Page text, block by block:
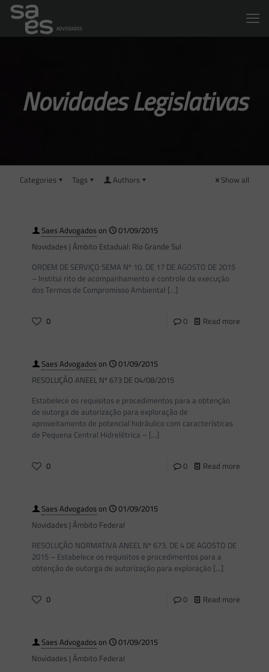
Novidades Legislativas
Categories Tags Authors Show all
Saes Advogadoson
01/09/2015
Novidades | Âmbito Estadual: Rio Grande Sul
ORDEM DE SERVIÇO SEMA Nº 10, DE 17 DE AGOSTO DE 2015
– Institui rito de acompanhamento e controle da execução
dos Termos de Compromisso Ambiental […]
0 0 Read more
Saes Advogadoson
01/09/2015
RESOLUÇÃO ANEEL Nº 673 DE 04/08/2015
Estabelece os requisitos e procedimentos para a obtenção
de outorga de autorização para exploração de
aproveitamento de potencial hidráulico com características
de Pequena Central Hidrelétrica – […]
0 0 Read more
Saes Advogadoson
01/09/2015
Novidades | Âmbito Federal
RESOLUÇÃO NORMATIVA ANEEL Nº 673, DE 4 DE AGOSTO DE
2015 – Estabelece os requisitos e procedimentos para a
obtenção de outorga de autorização para exploração […]
0 0 Read more
Saes Advogadoson
01/09/2015
Novidades | Âmbito Federal